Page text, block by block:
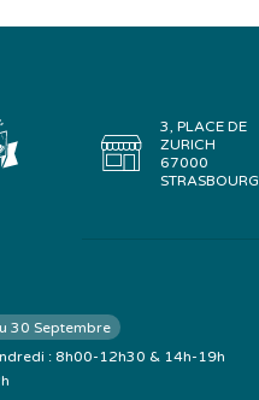
3, PLACE DE
ZURICH
67000
STRASBOURG
30 Septembre
: 8h00-12h30 & 14h-19h